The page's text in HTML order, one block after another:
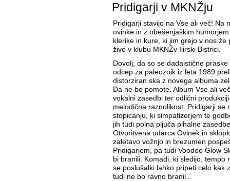
Pridigarji v MKNŽju
Pridigarji stavijo na Vse ali več! Na
ovinke in z obešenjaškim
klerike in kure, ki jim grejo v nos
živo v klubu MKNŽv Ilirski Bistrici.
Dovolj, da so se dadaistične
odcep za paleozoik iz leta 1989
distorziran ska z novega albuma
Da ne bo pomote. Album Vse ali
vokalni zasedbi ter odlični
melodična raznolikost. Pridigarji se
stopicanju, ki simpatizerjem te
jih tudi polna pljuča pihalne
Otvoritvena udarca Ovinek in
zaletavo vožnjo in brezumen
Pridigarjem, pa tudi Voodoo Glow
bi branili. Komadi, ki sledijo, tempo
se poslušalki lahko pripeti celo kak
tudi ne bo ravno branil...